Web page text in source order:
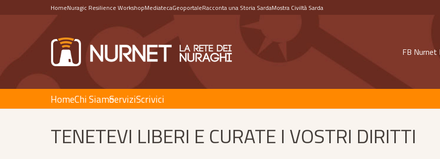
HomeNuragic Resilience WorkshopMediatecaGeoportaleRacconta una Storia SardaMostra Civiltà Sarda
FB Nurnet
HomeChi SiamoServiziScrivici
TENETEVI LIBERI E CURATE I VOSTRI DIRITTI